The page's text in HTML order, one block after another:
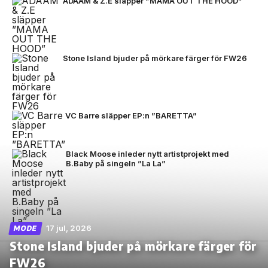
Stone Island bjuder på mörkare färger för FW26
VC Barre släpper EP:n ”BARETTA”
Black Moose inleder nytt artistprojekt med
B.Baby på singeln ”La La”
MODE 17 jul, 2026
Stone Island bjuder på mörkare färger för
FW26